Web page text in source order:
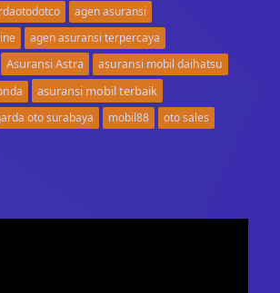
agen asuransi
agen asuransi terpercaya
Asuransi Astra
asuransi mobil daihatsu
asuransi mobil terbaik
oto surabaya mobil88
oto sales